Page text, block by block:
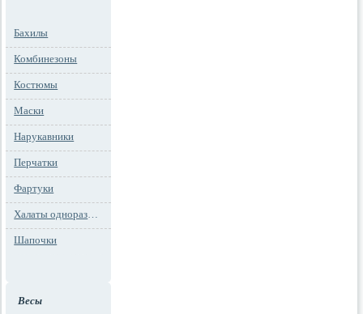
Бахилы
Комбинезоны
Костюмы
Маски
Нарукавники
Перчатки
Фартуки
Халаты одноразовые
Шапочки
Весы